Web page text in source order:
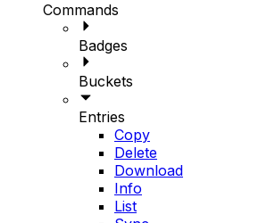
Commands
Badges
Buckets
Entries
Copy
Delete
Download
Info
List